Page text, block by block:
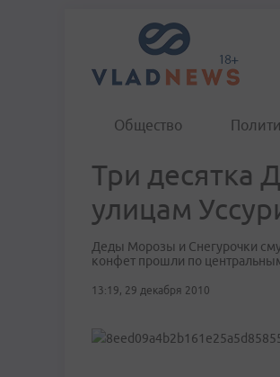
Общество
Три десятка
улицам
Деды Морозы и Снегурочки
конфет прошли по
13:19, 29 декабря 2010